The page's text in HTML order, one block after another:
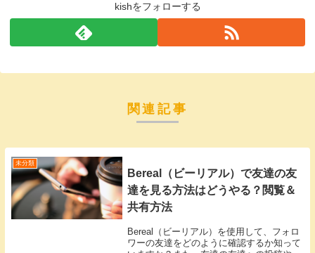
kishをフォローする
関連記事
未分類
Bereal（ビーリアル）で友達の友
達を見る方法はどうやる？閲覧＆
共有方法
Bereal（ビーリアル）を使用して、フォロ
ワーの友達をどのように確認するか知って